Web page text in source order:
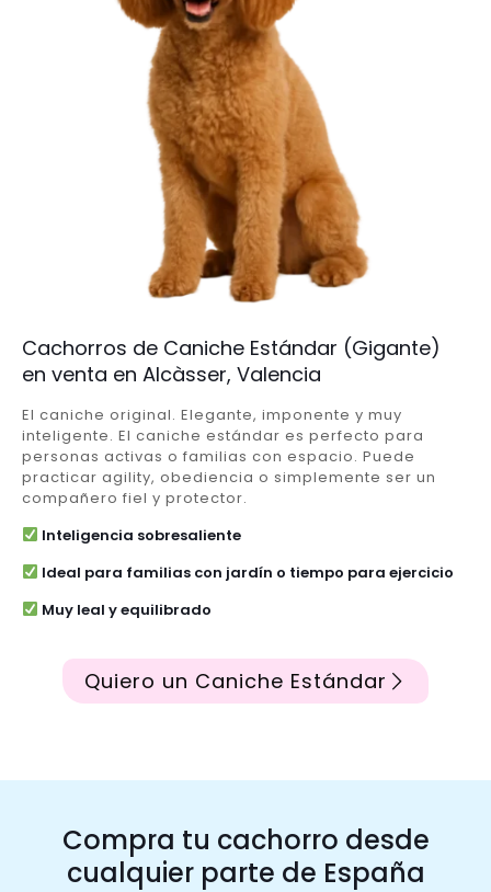
Cachorros de Caniche Estándar (Gigante)
en venta en Alcàsser, Valencia
El caniche original. Elegante, imponente y muy
inteligente. El caniche estándar es perfecto para
personas activas o familias con espacio. Puede
practicar agility, obediencia o simplemente ser un
compañero fiel y protector.
Inteligencia sobresaliente
Ideal para familias con jardín o tiempo para ejercicio
Muy leal y equilibrado
Quiero un Caniche Estándar
Compra tu cachorro desde
cualquier parte de España